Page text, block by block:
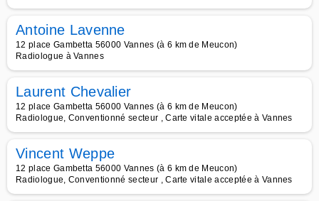
Antoine Lavenne
12 place Gambetta 56000 Vannes (à 6 km de Meucon)
Radiologue à Vannes
Laurent Chevalier
12 place Gambetta 56000 Vannes (à 6 km de Meucon)
Radiologue, Conventionné secteur , Carte vitale acceptée à Vannes
Vincent Weppe
12 place Gambetta 56000 Vannes (à 6 km de Meucon)
Radiologue, Conventionné secteur , Carte vitale acceptée à Vannes